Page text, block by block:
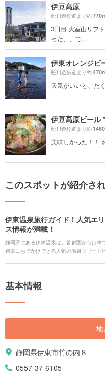
伊豆高原
松川遊歩道より約
3日目 大室山リフ
った、、で...
伊東オレンジビ
松川遊歩道より約
天気がいいと、た
伊豆高原ビール
松川遊歩道より約
美味しかった！！
このスポットが紹介さ
伊東温泉旅行ガイド！人気エ
ス情報が満載！
静岡県にある伊東温泉は、首都圏からは車
週末におでかけできる人気の温泉リゾート
基本情報
地
静岡県伊東市竹の内８
0557-37-6105